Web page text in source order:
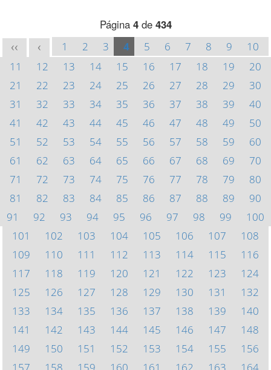
Página 4de 434
<< < 1 2 3 4 5 6 7 8 9
10
11
12 13 14 15 16 17 18 19
20
21
22 23 24 25 26 27 28 29
30
31
32 33 34 35 36 37 38 39
40
41
42 43 44 45 46 47 48 49
50
51
52 53 54 55 56 57 58 59
60
61
62 63 64 65 66 67 68 69
70
71
72 73 74 75 76 77 78 79
80
81
82 83 84 85 86 87 88 89
90
91
92 93 94 95 96 97 98 99
100
101
102 103 104 105 106 107
108
109
110 111 112 113 114 115
116
117
118 119 120 121 122 123
124
125
126 127 128 129 130 131
132
133
134 135 136 137 138 139
140
141
142 143 144 145 146 147
148
149
150 151 152 153 154 155
156